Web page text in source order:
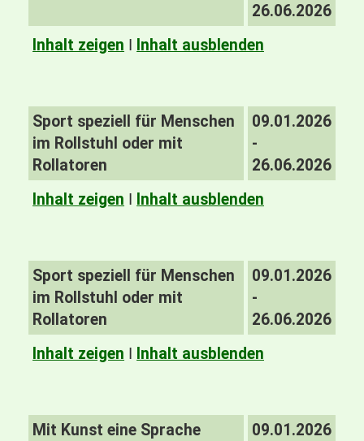
26.06.2026
Inhalt zeigen I Inhalt ausblenden
Sport speziell für Menschen
im Rollstuhl oder mit
Rollatoren
09.01.2026
-
26.06.2026
Inhalt zeigen I Inhalt ausblenden
Sport speziell für Menschen
im Rollstuhl oder mit
Rollatoren
09.01.2026
-
26.06.2026
Inhalt zeigen I Inhalt ausblenden
Mit Kunst eine Sprache
09.01.2026